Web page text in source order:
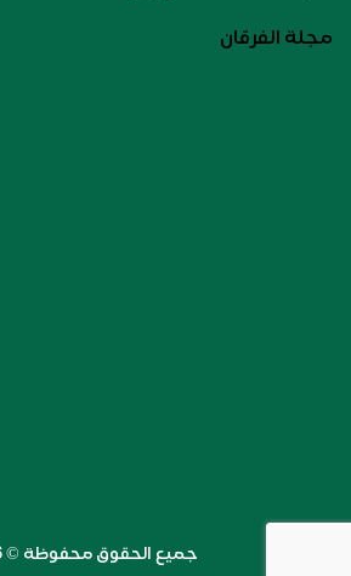
مجلة الفرقان
جميع الحقوق محفوظة ©️ 2026